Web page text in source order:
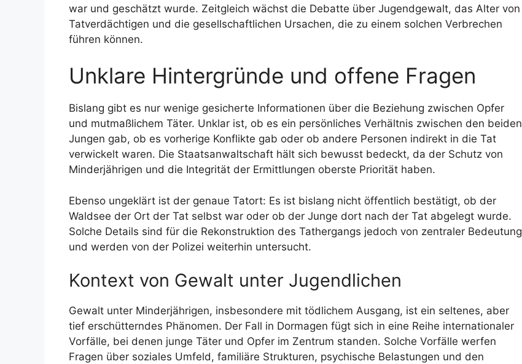
war und geschätzt wurde. Zeitgleich wächst die Debatte über Jugendgewalt, das Alter von
Tatverdächtigen und die gesellschaftlichen Ursachen, die zu einem solchen Verbrechen
führen können.
Unklare Hintergründe und offene Fragen
Bislang gibt es nur wenige gesicherte Informationen über die Beziehung zwischen Opfer
und mutmaßlichem Täter. Unklar ist, ob es ein persönliches Verhältnis zwischen den beiden
Jungen gab, ob es vorherige Konflikte gab oder ob andere Personen indirekt in die Tat
verwickelt waren. Die Staatsanwaltschaft hält sich bewusst bedeckt, da der Schutz von
Minderjährigen und die Integrität der Ermittlungen oberste Priorität haben.
Ebenso ungeklärt ist der genaue Tatort: Es ist bislang nicht öffentlich bestätigt, ob der
Waldsee der Ort der Tat selbst war oder ob der Junge dort nach der Tat abgelegt wurde.
Solche Details sind für die Rekonstruktion des Tathergangs jedoch von zentraler Bedeutung
und werden von der Polizei weiterhin untersucht.
Kontext von Gewalt unter Jugendlichen
Gewalt unter Minderjährigen, insbesondere mit tödlichem Ausgang, ist ein seltenes, aber
tief erschütterndes Phänomen. Der Fall in Dormagen fügt sich in eine Reihe internationaler
Vorfälle, bei denen junge Täter und Opfer im Zentrum standen. Solche Vorfälle werfen
Fragen über soziales Umfeld, familiäre Strukturen, psychische Belastungen und den